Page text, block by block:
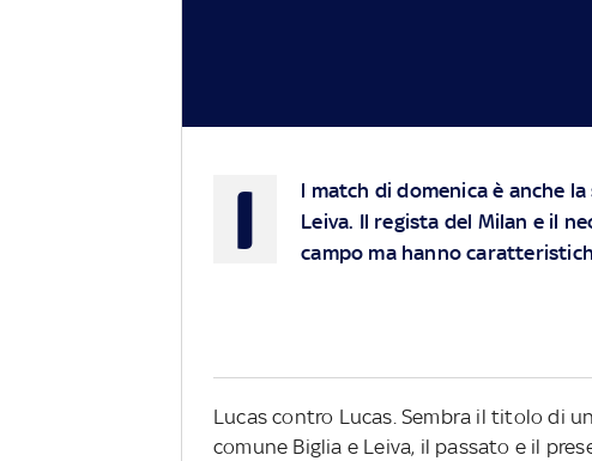
I
l match di domenica è anche
Leiva. Il regista del Milan e il
campo ma hanno
Lucas contro Lucas. Sembra il titolo di
comune Biglia e Leiva, il passato e il